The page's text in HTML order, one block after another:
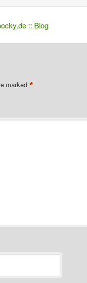
:: Blog
marked *